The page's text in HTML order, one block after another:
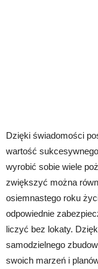
Dzięki świadomości
wartość
wyrobić sobie wiele
zwiększyć można
osiemnastego roku
odpowiednie
liczyć bez lokaty.
samodzielnego
swoich marzeń i